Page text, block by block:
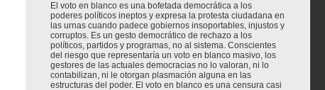
El voto en blanco es una bofetada democrática a los
poderes políticos ineptos y expresa la protesta ciudadana en
las urnas cuando padece gobiernos insoportables, injustos y
corruptos. Es un gesto democrático de rechazo a los
políticos, partidos y programas, no al sistema. Conscientes
del riesgo que representaría un voto en blanco masivo, los
gestores de las actuales democracias no lo valoran, ni lo
contabilizan, ni le otorgan plasmación alguna en las
estructuras del poder. El voto en blanco es una censura casi